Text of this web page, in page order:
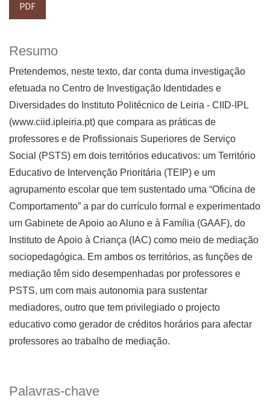
PDF
Palavras-chave
Resumo
Pretendemos, neste texto, dar conta duma investigação
efetuada no Centro de Investigação Identidades e
Diversidades do Instituto Politécnico de Leiria - CIID-IPL
(www.ciid.ipleiria.pt) que compara as práticas de
professores e de Profissionais Superiores de Serviço
Social (PSTS) em dois territórios educativos: um Território
Educativo de Intervenção Prioritária (TEIP) e um
agrupamento escolar que tem sustentado uma “Oficina de
Comportamento” a par do currículo formal e experimentado
um Gabinete de Apoio ao Aluno e à Família (GAAF), do
Instituto de Apoio à Criança (IAC) como meio de mediação
sociopedagógica. Em ambos os territórios, as funções de
mediação têm sido desempenhadas por professores e
PSTS, um com mais autonomia para sustentar
mediadores, outro que tem privilegiado o projecto
educativo como gerador de créditos horários para afectar
professores ao trabalho de mediação.